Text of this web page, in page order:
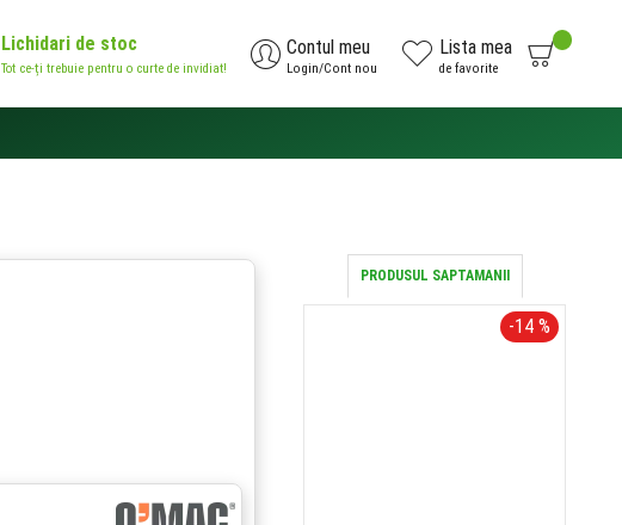
Lichidari de stoc
Tot ce-ți trebuie pentru o curte de invidiat!
Contul meu
Login/Cont nou
Lista mea
de favorite
PRODUSUL SAPTAMANII
-14 %